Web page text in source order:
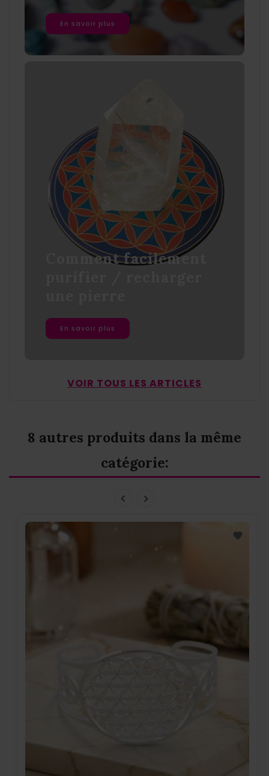
En savoir plus
Comment facilement
En savoir plus
VOIR TOUS LES ARTICLES
8 autres produits dans la même
catégorie: